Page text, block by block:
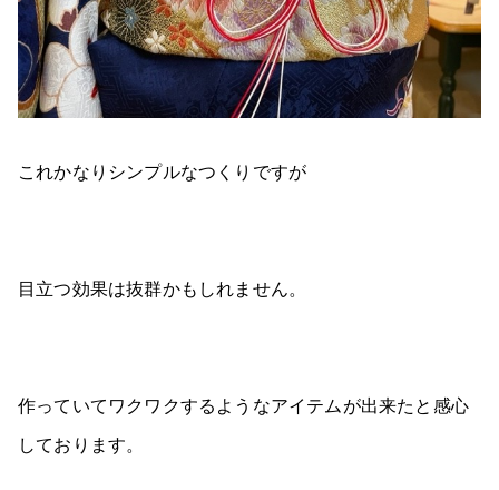
これかなりシンプルなつくりですが
目立つ効果は抜群かもしれません。
作っていてワクワクするようなアイテムが出来たと感心
しております。